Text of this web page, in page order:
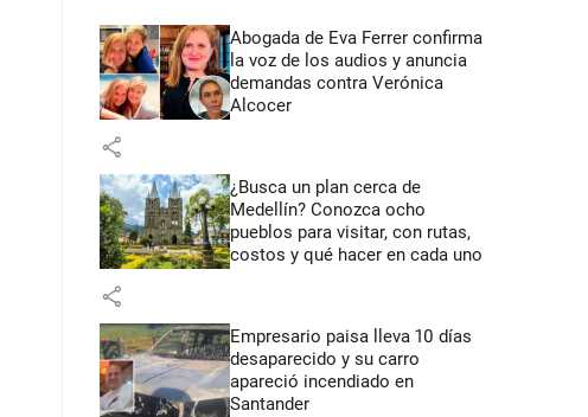
Abogada de Eva Ferrer confirma
la voz de los audios y anuncia
demandas contra Verónica
Alcocer
share
¿Busca un plan cerca de
Medellín? Conozca ocho
pueblos para visitar, con rutas,
costos y qué hacer en cada uno
share
Empresario paisa lleva 10 días
desaparecido y su carro
apareció incendiado en
Santander